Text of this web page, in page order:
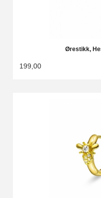
Ørestikk,
199,00